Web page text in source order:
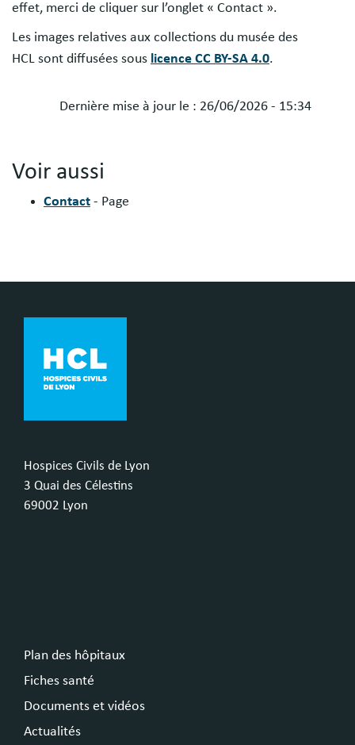
effet, merci de cliquer sur l’onglet « Contact ».
Les images relatives aux collections du musée des
HCL sont diffusées sous licence CC BY-SA 4.0.
Dernière mise à jour le : 26/06/2026 - 15:34
Voir aussi
Contact - Page
Hospices Civils de Lyon
3 Quai des Célestins
69002 Lyon
Plan des hôpitaux
Fiches santé
Documents et vidéos
Actualités